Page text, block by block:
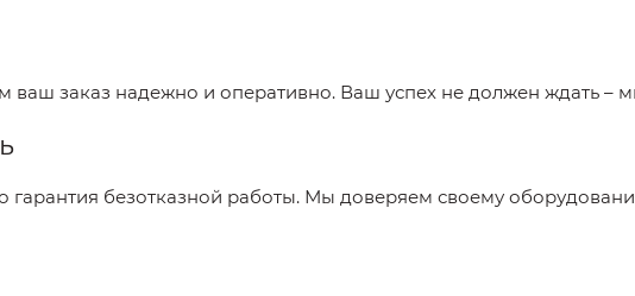
ваш заказ надежно и оперативно. Ваш успех не должен ждать –
гарантия безотказной работы. Мы доверяем своему